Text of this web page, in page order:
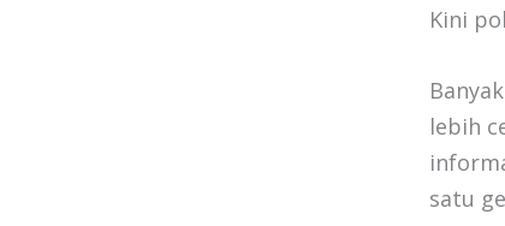
Kini
lebih
satu